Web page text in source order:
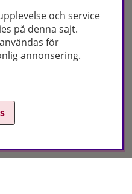
och service
på denna sajt.
för
annonsering.